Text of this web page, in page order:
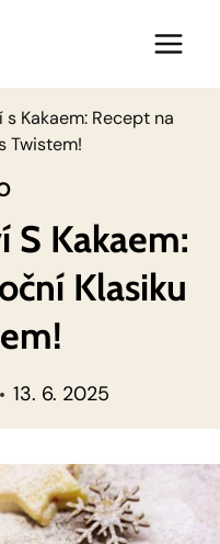
Kakaem: Recept na
Twistem!
S Kakaem:
Klasiku
13. 6. 2025